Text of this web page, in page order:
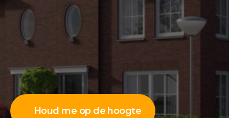
Houd me op de hoogte